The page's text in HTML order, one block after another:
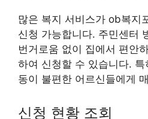
많은 복지 서비스가 ob복지
신청 가능합니다. 주민센터
번거로움 없이 집에서 편안
하여 신청할 수 있습니다.
동이 불편한 어르신들에게
신청 현황 조회